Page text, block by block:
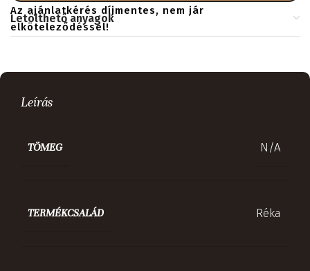
Az ajánlatkérés díjmentes, nem jár
elköteleződéssel!
Letölthető anyagok
Leírás
TÖMEG N/A
TERMÉKCSALÁD Réka